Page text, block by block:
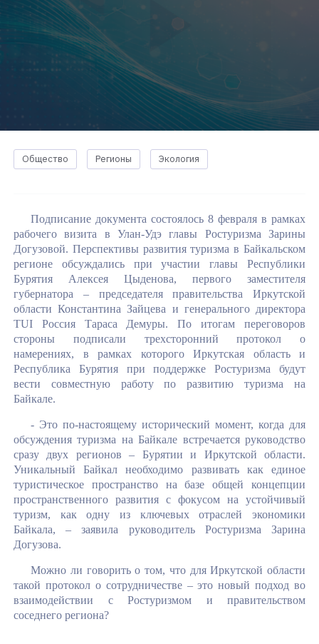
Общество Регионы Экология
Подписание документа состоялось 8 февраля в рамках
рабочего визита в Улан-Удэ главы Ростуризма Зарины
Догузовой. Перспективы развития туризма в Байкальском
регионе обсуждались при участии главы Республики
Бурятия Алексея Цыденова, первого заместителя
губернатора – председателя правительства Иркутской
области Константина Зайцева и генерального директора
TUI Россия Тараса Демуры. По итогам переговоров
стороны подписали трехсторонний протокол о
намерениях, в рамках которого Иркутская область и
Республика Бурятия при поддержке Ростуризма будут
вести совместную работу по развитию туризма на
Байкале.
- Это по-настоящему исторический момент, когда для
обсуждения туризма на Байкале встречается руководство
сразу двух регионов – Бурятии и Иркутской области.
Уникальный Байкал необходимо развивать как единое
туристическое пространство на базе общей концепции
пространственного развития с фокусом на устойчивый
туризм, как одну из ключевых отраслей экономики
Байкала, – заявила руководитель Ростуризма Зарина
Догузова.
Можно ли говорить о том, что для Иркутской области
такой протокол о сотрудничестве – это новый подход во
взаимодействии с Ростуризмом и правительством
соседнего региона?